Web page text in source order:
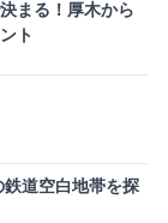
まる！厚木から
ト
道空白地帯を探